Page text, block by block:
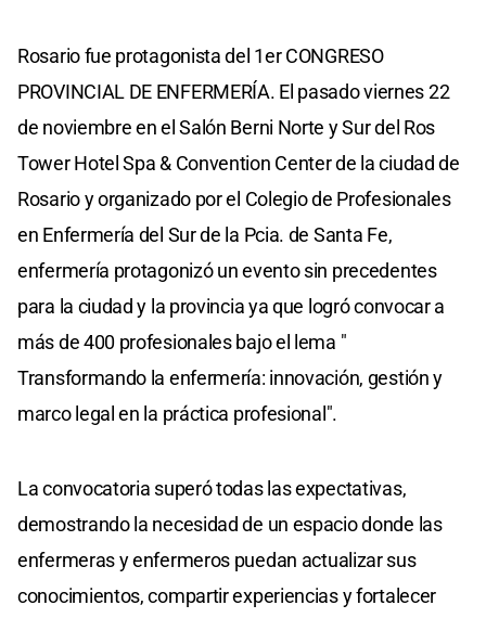
Rosario fue protagonista del 1er CONGRESO
PROVINCIAL DE ENFERMERÍA. El pasado viernes 22
de noviembre en el Salón Berni Norte y Sur del Ros
Tower Hotel Spa & Convention Center de la ciudad de
Rosario y organizado por el Colegio de Profesionales
en Enfermería del Sur de la Pcia. de Santa Fe,
enfermería protagonizó un evento sin precedentes
para la ciudad y la provincia ya que logró convocar a
más de 400 profesionales bajo el lema "
Transformando la enfermería: innovación, gestión y
marco legal en la práctica profesional".
La convocatoria superó todas las expectativas,
demostrando la necesidad de un espacio donde las
enfermeras y enfermeros puedan actualizar sus
conocimientos, compartir experiencias y fortalecer